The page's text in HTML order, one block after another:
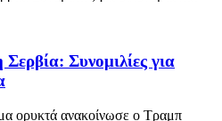
Συνομιλίες για